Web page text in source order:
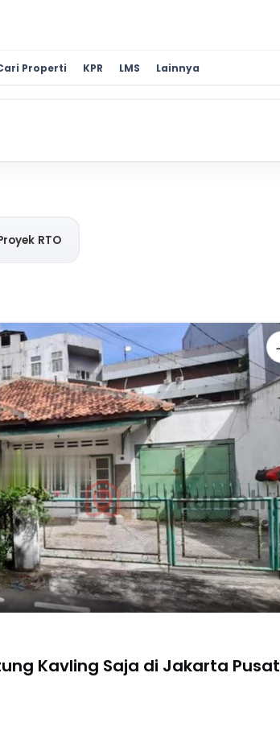
Properti KPR LMS Lainnya
RTO
Kavling Saja di Jakarta Pusat